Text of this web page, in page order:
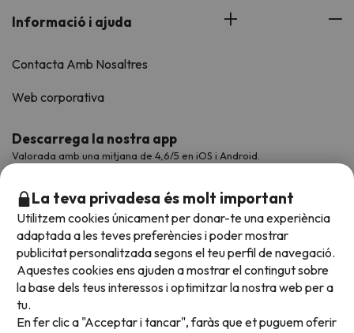
Informació i ajuda
Contacta Amb Nosaltres
Web corporativa
Descarrega la nostra app
Valorada amb una mitjana de 4,6/5 en iOS i Android.
Acceptem
La teva privadesa és molt important
Utilitzem cookies únicament per donar-te una experiència
adaptada a les teves preferències i poder mostrar
publicitat personalitzada segons el teu perfil de navegació.
Aquestes cookies ens ajuden a mostrar el contingut sobre
la base dels teus interessos i optimitzar la nostra web per a
tu.
En fer clic a "Acceptar i tancar", faràs que et puguem oferir